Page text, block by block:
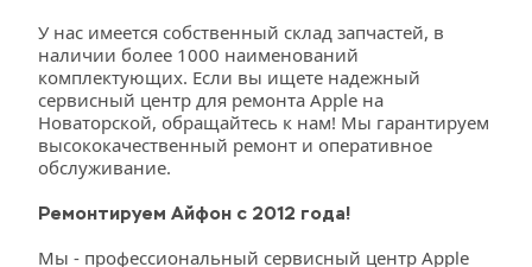
У нас имеется собственный склад запчастей, в
наличии более 1000 наименований
комплектующих. Если вы ищете надежный
сервисный центр для ремонта Apple на
Новаторской, обращайтесь к нам! Мы гарантируем
высококачественный ремонт и оперативное
обслуживание.
Ремонтируем Айфон с 2012 года!
Мы - профессиональный сервисный центр Apple